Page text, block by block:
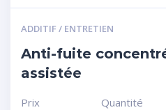
ADDITIF / ENTRETIEN
Anti-fuite
assistée
Prix
Quantité